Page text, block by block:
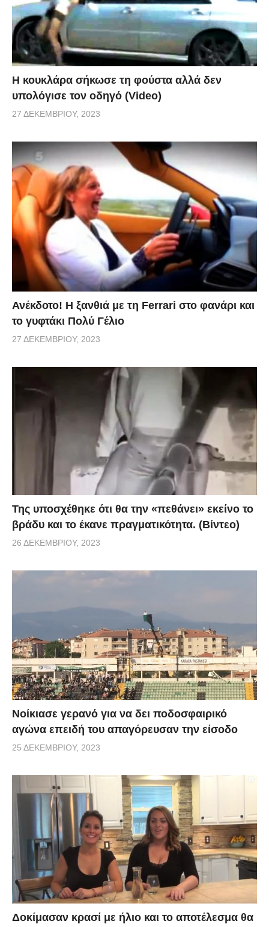
Η κουκλάρα σήκωσε τη φούστα αλλά δεν
υπολόγισε τον οδηγό (Video)
27 ΔΕΚΕΜΒΡΊΟΥ, 2023
Ανέκδοτο! Η ξανθιά με τη Ferrari στο φανάρι και
το γυφτάκι Πολύ Γέλιο
27 ΔΕΚΕΜΒΡΊΟΥ, 2023
Της υποσχέθηκε ότι θα την «πεθάνει» εκείνο το
βράδυ και το έκανε πραγματικότητα. (Βίντεο)
26 ΔΕΚΕΜΒΡΊΟΥ, 2023
Νοίκιασε γερανό για να δει ποδοσφαιρικό
αγώνα επειδή του απαγόρευσαν την είσοδο
25 ΔΕΚΕΜΒΡΊΟΥ, 2023
Δοκίμασαν κρασί με ήλιο και το αποτέλεσμα θα